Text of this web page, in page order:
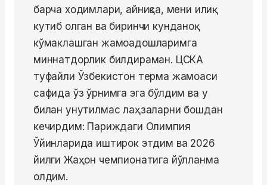
барча ходимлари, айниқса, мени илиқ
кутиб олган ва биринчи кунданоқ
кўмаклашган жамоадошларимга
миннатдорлик билдираман. ЦСКА
туфайли Ўзбекистон терма жамоаси
сафида ўз ўрнимга эга бўлдим ва у
билан унутилмас лаҳзаларни бошдан
кечирдим: Париждаги Олимпия
Ўйинларида иштирок этдим ва 2026
йилги Жаҳон чемпионатига йўлланма
олдим.